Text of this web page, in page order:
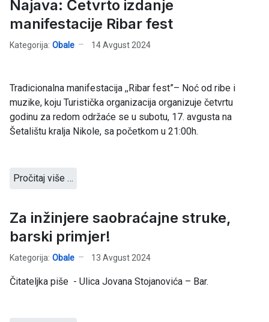
Najava: Četvrto izdanje
manifestacije Ribar fest
Kategorija: Obale 14 Avgust 2024
Tradicionalna manifestacija ,,Ribar fest”– Noć od ribe i
muzike, koju Turistička organizacija organizuje četvrtu
godinu za redom održaće se u subotu, 17. avgusta na
Šetalištu kralja Nikole, sa početkom u 21:00h.
Pročitaj više …
Za inžinjere saobraćajne struke,
barski primjer!
Kategorija: Obale 13 Avgust 2024
Čitateljka piše - Ulica Jovana Stojanovića – Bar.